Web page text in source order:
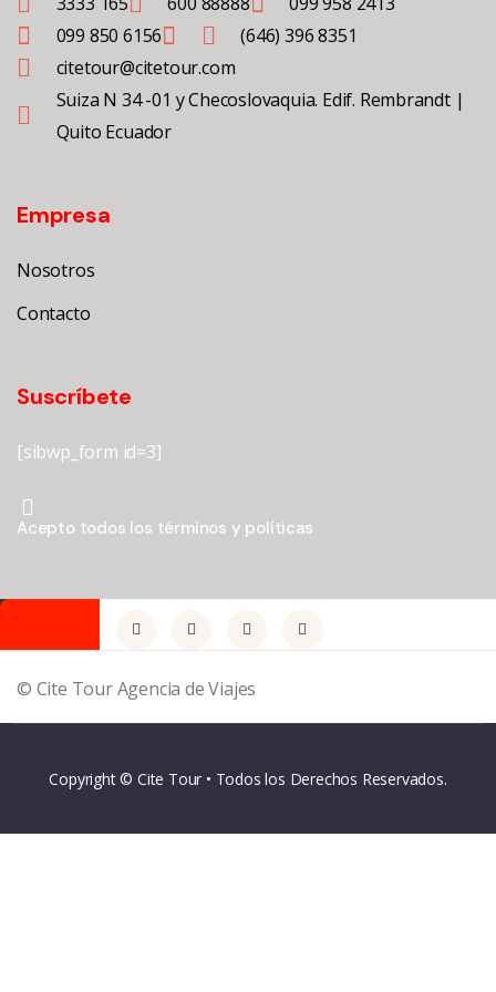
099 850 6156
(646) 396 8351
citetour@citetour.com
Suiza N 34 -01 y Checoslovaquia. Edif. Rembrandt |
Quito Ecuador
Empresa
Nosotros
Contacto
Suscríbete
[sibwp_form id=3]
Acepto todos los términos y políticas
© Cite Tour Agencia de Viajes
Copyright © Cite Tour • Todos los Derechos Reservados.